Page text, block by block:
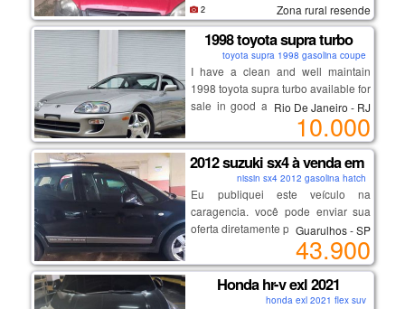
flex - gasolina e álcool.
possui documento
o carro não está andando (
problema no motor)
o ipva de 2020 a 2024 ( dívida ativa)
Zona rural resende
2
1998 toyota supra turbo
toyota supra 1998 gasolina coupe
I have a clean and well maintain
1998 toyota supra turbo available for
sale in good and perfect condition,
no scratches, no accidents and it
runs on low mileage, to get more
details and pictures on my 1998
model supra, email me on
( rolandpetrus67@gmail.com ).
Rio De Janeiro - RJ
10.000
2012 suzuki sx4 à venda em
nissin sx4 2012 gasolina hatch
Eu publiquei este veículo na
caragencia. você pode enviar sua
oferta diretamente pelo anúncio.
aqui está o link:
https://caragencia.com/br/car-
finder/2012-suzuki-sx4
Guarulhos - SP
43.900
Honda hr-v exl 2021
honda exl 2021 flex suv